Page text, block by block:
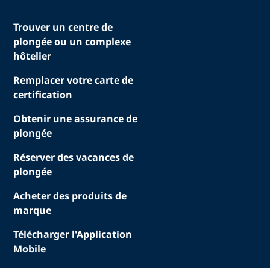
Trouver un centre de
plongée ou un complexe
hôtelier
Remplacer votre carte de
certification
Obtenir une assurance de
plongée
Réserver des vacances de
plongée
Acheter des produits de
marque
Télécharger l'Application
Mobile